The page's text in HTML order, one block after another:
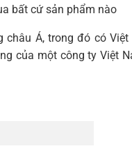
bất cứ sản phẩm nào
Á, trong đó có Việt
của một công ty Việt